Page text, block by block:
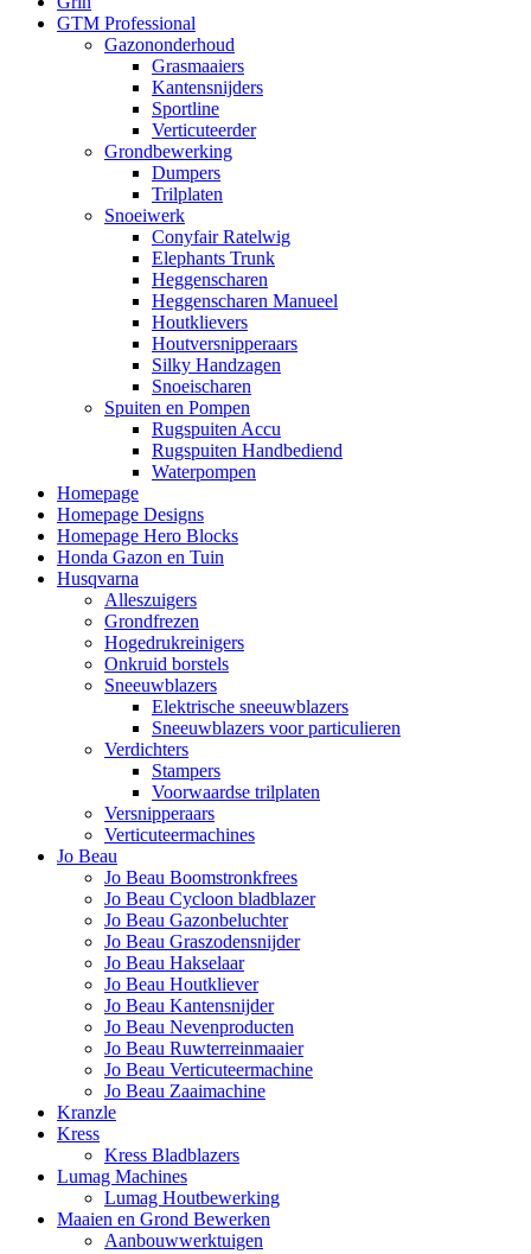
GTM Professional
Gazononderhoud
Grasmaaiers
Kantensnijders
Sportline
Verticuteerder
Grondbewerking
Dumpers
Trilplaten
Snoeiwerk
Conyfair Ratelwig
Elephants Trunk
Heggenscharen
Heggenscharen Manueel
Houtklievers
Houtversnipperaars
Silky Handzagen
Snoeischaren
Spuiten en Pompen
Rugspuiten Accu
Rugspuiten Handbediend
Waterpompen
Homepage
Homepage Designs
Homepage Hero Blocks
Honda Gazon en Tuin
Husqvarna
Alleszuigers
Grondfrezen
Hogedrukreinigers
Onkruid borstels
Sneeuwblazers
Elektrische sneeuwblazers
Sneeuwblazers voor particulieren
Verdichters
Stampers
Voorwaardse trilplaten
Versnipperaars
Verticuteermachines
Jo Beau
Jo Beau Boomstronkfrees
Jo Beau Cycloon bladblazer
Jo Beau Gazonbeluchter
Jo Beau Graszodensnijder
Jo Beau Hakselaar
Jo Beau Houtkliever
Jo Beau Kantensnijder
Jo Beau Nevenproducten
Jo Beau Ruwterreinmaaier
Jo Beau Verticuteermachine
Jo Beau Zaaimachine
Kranzle
Kress
Kress Bladblazers
Lumag Machines
Lumag Houtbewerking
Maaien en Grond Bewerken
Aanbouwwerktuigen